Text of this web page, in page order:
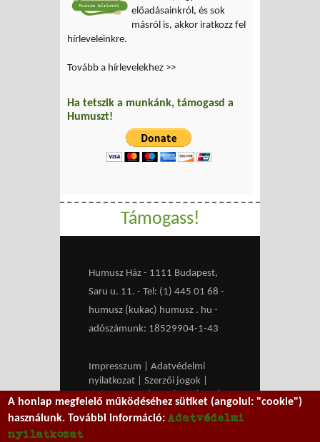
előadásainkról, és sok
másról is, akkor iratkozz fel
hírleveleinkre.
Tovább a hírlevelekhez >>
Ha tetszik a munkánk, támogasd a
Humuszt!
Támogass!
Humusz Ház - 1111 Budapest,
Saru u. 11. - Tel: (1) 445 01 68 -
humusz (kukac) humusz . hu -
adószámunk: 18529904-1-43
Impresszum
Adatvédelmi
nyilatkozat
Szerzői jogok
Médiaajánlat
RSS HU| EN
A honlap megfelelő működéséhez sütiket (angolul: "cookie")
használunk. További információ:Adatvédelmi
nyilatkozat